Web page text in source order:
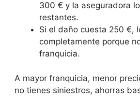
300 € y la aseguradora
restantes.
Si el daño cuesta 250 €,
completamente porque
franquicia.
A mayor franquicia, menor
no tienes siniestros, ahorras